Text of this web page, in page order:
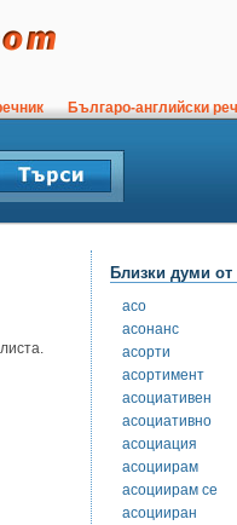
Българо-английски
Близки думи от
асо
асонанс
асорти
асортимент
асоциативен
асоциативно
асоциация
асоциирам
асоциирам се
асоцииран